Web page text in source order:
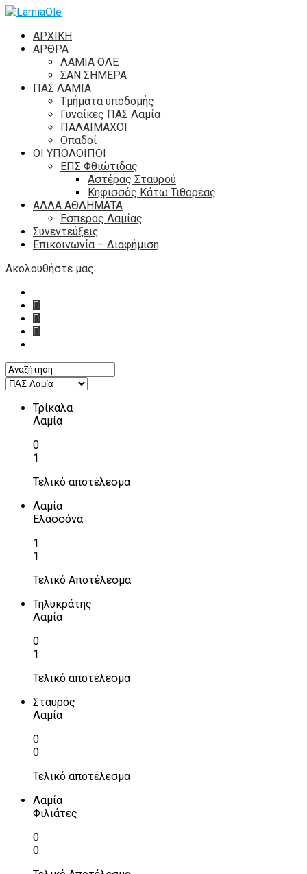
ΑΡΧΙΚΗ
ΑΡΘΡΑ
ΛΑΜΙΑ ΟΛΕ
ΣΑΝ ΣΗΜΕΡΑ
ΠΑΣ ΛΑΜΙΑ
Τμήματα υποδομής
Γυναίκες ΠΑΣ Λαμία
ΠΑΛΑΙΜΑΧΟΙ
Οπαδοί
ΟΙ ΥΠΟΛΟΙΠΟΙ
ΕΠΣ Φθιώτιδας
Αστέρας Σταυρού
Κηφισσός Κάτω Τιθορέας
ΑΛΛΑ ΑΘΛΗΜΑΤΑ
Έσπερος Λαμίας
Συνεντεύξεις
Επικοινωνία – Διαφήμιση
Ακολουθήστε μας:
Τρίκαλα
Λαμία
0
1
Τελικό αποτέλεσμα
Λαμία
Ελασσόνα
1
1
Τελικό Αποτέλεσμα
Τηλυκράτης
Λαμία
0
1
Τελικό αποτέλεσμα
Σταυρός
Λαμία
0
0
Τελικό αποτέλεσμα
Λαμία
Φιλιάτες
0
0